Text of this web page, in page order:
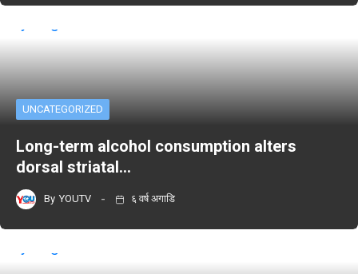
UNCATEGORIZED
Long-term alcohol consumption alters
dorsal striatal…
By YOUTV ६ वर्ष अगाडि